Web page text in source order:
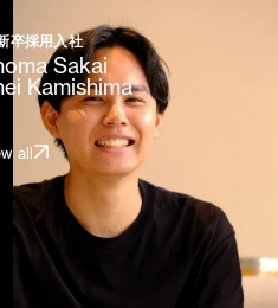
卒採用入社
Sakai
Kamishima
all